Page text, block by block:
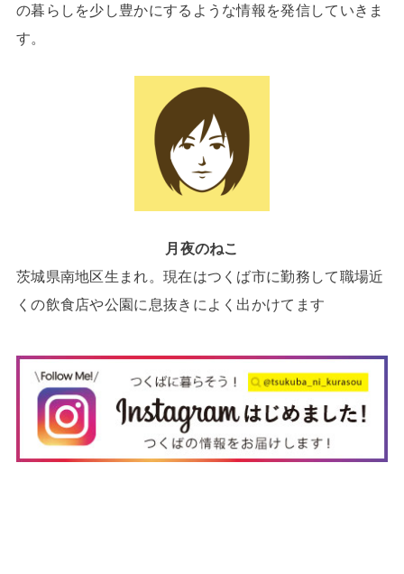
の暮らしを少し豊かにするような情報を発信していきま
す。
月夜のねこ
茨城県南地区生まれ。現在はつくば市に勤務して職場近
くの飲食店や公園に息抜きによく出かけてます